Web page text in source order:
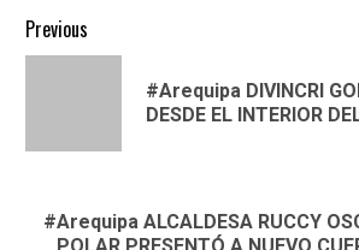
Continue
Previous
#Arequipa DIVINCRI
DESDE EL INTERIOR
#Arequipa ALCALDESA RUCCY